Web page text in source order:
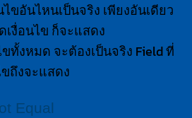
ขอันไหนเป็นจริง เพียงอันเดียว
เงื่อนไข ก็จะแสดง
ทั้งหมด จะต้องเป็นจริง Field ที่
ถึงจะแสดง
Equal